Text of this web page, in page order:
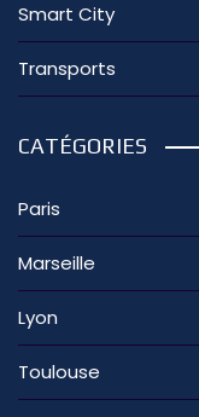
Smart City
Transports
CATÉGORIES
Paris
Marseille
Lyon
Toulouse